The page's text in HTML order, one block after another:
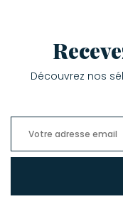
Découvrez nos